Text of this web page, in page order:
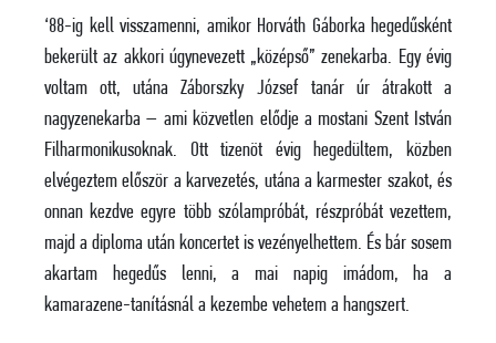
‘88-ig kell visszamenni, amikor Horváth Gáborka hegedűsként
bekerült az akkori úgynevezett „középső” zenekarba. Egy évig
voltam ott, utána Záborszky József tanár úr átrakott a
nagyzenekarba – ami közvetlen elődje a mostani Szent István
Filharmonikusoknak. Ott tizenöt évig hegedültem, közben
elvégeztem először a karvezetés, utána a karmester szakot, és
onnan kezdve egyre több szólampróbát, részpróbát vezettem,
majd a diploma után koncertet is vezényelhettem. És bár sosem
akartam hegedűs lenni, a mai napig imádom, ha a
kamarazene-tanításnál a kezembe vehetem a hangszert.